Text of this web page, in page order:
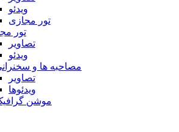
ویدئو
تور مجازی
تور
تصاویر
ویدئو
مصاحبه ها و
تصاویر
ویدئوها
موشن